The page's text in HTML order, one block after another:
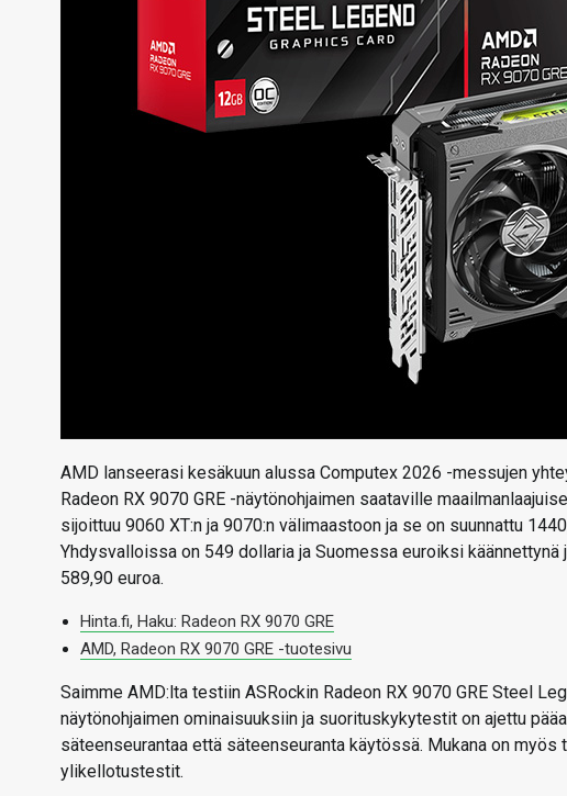
AMD lanseerasi kesäkuun alussa Computex 2026 -messujen
Radeon RX 9070 GRE -näytönohjaimen saataville
sijoittuu 9060 XT:n ja 9070:n välimaastoon ja se on suunnattu
Yhdysvalloissa on 549 dollaria ja Suomessa euroiksi
589,90 euroa.
Hinta.fi, Haku: Radeon RX 9070 GRE
AMD, Radeon RX 9070 GRE -tuotesivu
Saimme AMD:lta testiin ASRockin Radeon RX 9070 GRE Steel
näytönohjaimen ominaisuuksiin ja suorituskykytestit on ajettu
säteenseurantaa että säteenseuranta käytössä. Mukana on
ylikellotustestit.